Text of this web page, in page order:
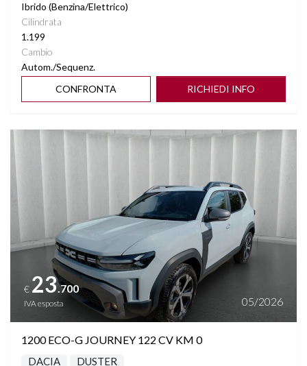
Ibrido (Benzina/Elettrico)
Cilindrata
1.199
Cambio
Autom./Sequenz.
CONFRONTA
RICHIEDI INFO
Vedi dettagli
€ 23.700
IVA esposta 05/2026
1200 ECO-G JOURNEY 122 CV KM 0
DACIA DUSTER